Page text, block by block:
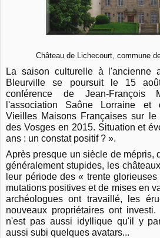
Château de Lichecourt, commune
La saison culturelle à l'ancienne
Bleurville se poursuit le 15
conférence de Jean-François
l'association Saône Lorraine et
Vieilles Maisons Françaises sur
des Vosges en 2015. Situation et
ans : un constat positif ? ».
Après presque un siècle de mépris,
généralement stupides, les
leur période des « trente
mutations positives et de mises en
archéologues ont travaillé, les
nouveaux propriétaires ont
n'est pas aussi idyllique qu'il y
aussi subi quelques avatars...